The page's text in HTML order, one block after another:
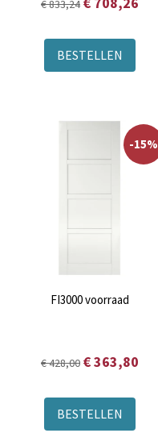
€ 833,24
BESTELLEN
-15%
FI3000 voorraad
€ 428,00 € 363,80
BESTELLEN